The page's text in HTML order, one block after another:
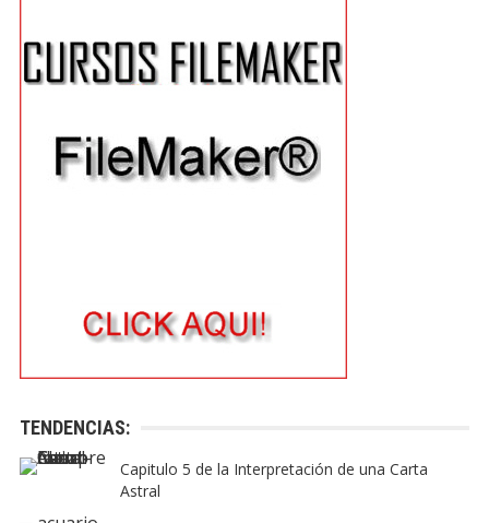
TENDENCIAS:
Capitulo 5 de la Interpretación de una Carta
Astral